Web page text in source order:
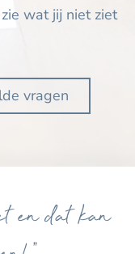
wat jij niet ziet
vragen
dat kan